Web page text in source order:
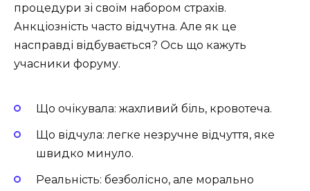
процедури зі своїм набором страхів.
Анкціозність часто відчутна. Але як це
насправді відбувається? Ось що кажуть
учасники форуму.
Що очікувала: жахливий біль, кровотеча.
Що відчула: легке незручне відчуття, яке
швидко минуло.
Реальність: безболісно, але морально